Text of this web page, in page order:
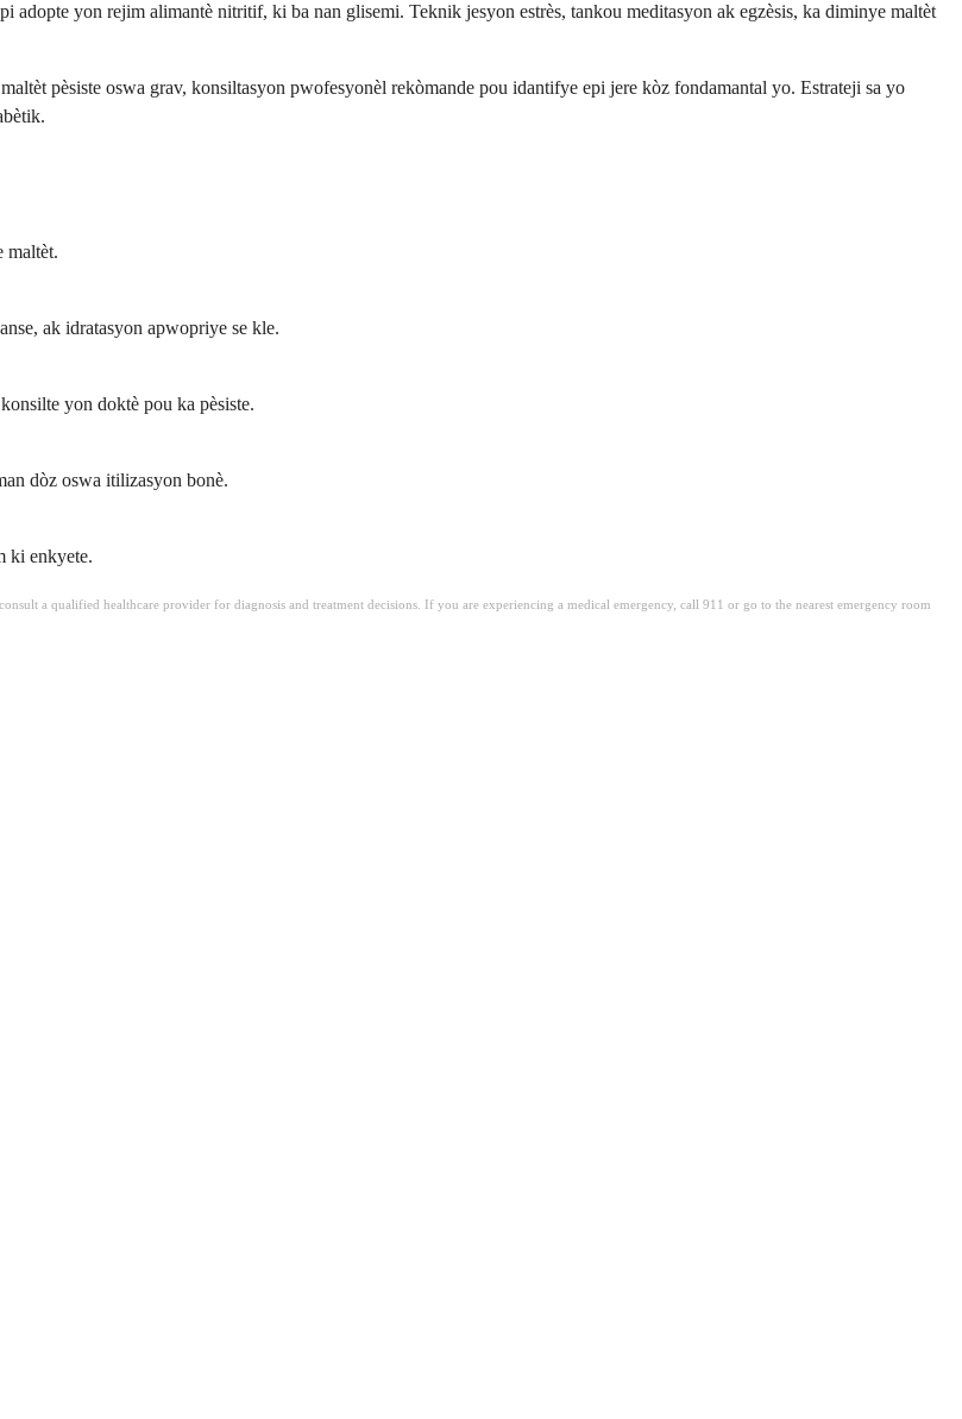
adopte yon rejim alimantè nitritif, ki ba nan glisemi. Teknik jesyon estrès, tankou meditasyon ak egzèsis, ka diminye maltèt
pèsiste oswa grav, konsiltasyon pwofesyonèl rekòmande pou idantifye epi jere kòz fondamantal yo. Estrateji sa yo
maltèt.
ak idratasyon apwopriye se kle.
yon doktè pou ka pèsiste.
dòz oswa itilizasyon bonè.
ki enkyete.
a qualified healthcare provider for diagnosis and treatment decisions. If you are experiencing a medical emergency, call 911 or go to the nearest emergency room